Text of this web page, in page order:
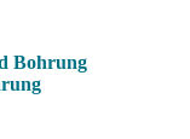
Bohrung